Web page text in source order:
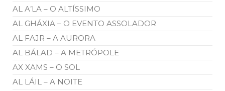
AL A’LA – O ALTÍSSIMO
AL GHÁXIA – O EVENTO ASSOLADOR
AL FAJR – A AURORA
AL BÁLAD – A METRÓPOLE
AX XAMS – O SOL
AL LÁIL – A NOITE